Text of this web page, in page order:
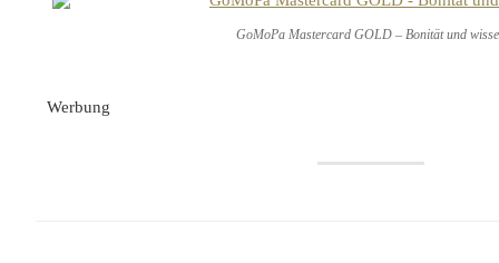
GoMoPa Mastercard GOLD – Bonität und
Werbung